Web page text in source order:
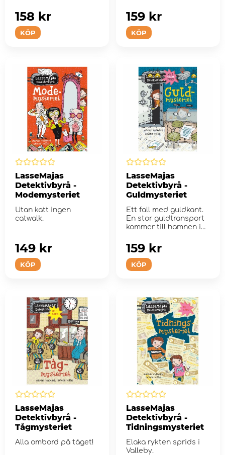
KÖP
158 kr
KÖP
159 kr
LasseMajas
Detektivbyrå -
Modemysteriet
Utan katt ingen
catwalk.
KÖP
149 kr
LasseMajas
Detektivbyrå -
Guldmysteriet
Ett fall med guldkant.
En stor guldtransport
kommer till hamnen i
KÖP
159 kr
LasseMajas
Detektivbyrå -
Tågmysteriet
Alla ombord på tåget!
LasseMajas
Detektivbyrå -
Tidningsmysteriet
Elaka rykten sprids i
Valleby.